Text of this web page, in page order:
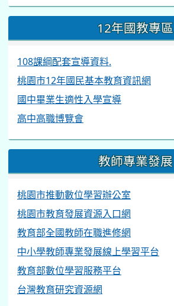
12年國教專區
108課綱配套宣導資料.
桃園市12年國民基本教育資訊網
國中畢業生適性入學宣導
高中高職博覽會
教師專業發展
桃園市推動數位學習辦公室
桃園市教育發展資源入口網
教育部全國教師在職進修網
中小學教師專業發展線上學習平台
教育部數位學習服務平台
台灣教育研究資源網